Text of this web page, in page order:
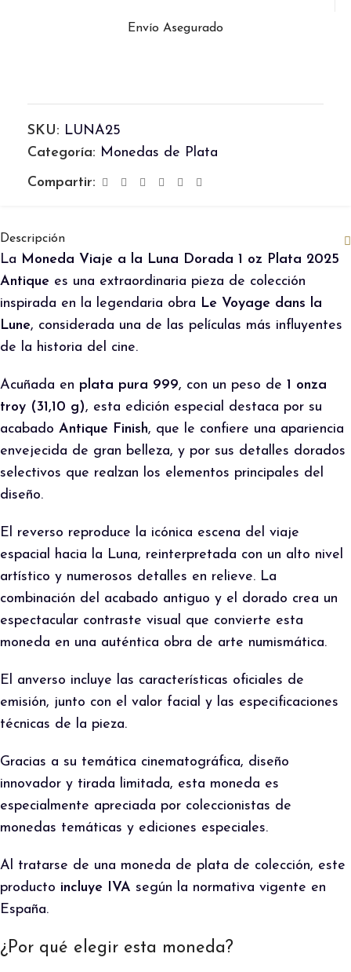
Envío Asegurado
SKU: LUNA25
Categoría: Monedas de Plata
Compartir:
Descripción
La Moneda Viaje a la Luna Dorada 1 oz Plata 2025
Antique es una extraordinaria pieza de colección
inspirada en la legendaria obra Le Voyage dans la
Lune, considerada una de las películas más influyentes
de la historia del cine.
Acuñada en plata pura 999, con un peso de 1 onza
troy (31,10 g), esta edición especial destaca por su
acabado Antique Finish, que le confiere una apariencia
envejecida de gran belleza, y por sus detalles dorados
selectivos que realzan los elementos principales del
diseño.
El reverso reproduce la icónica escena del viaje
espacial hacia la Luna, reinterpretada con un alto nivel
artístico y numerosos detalles en relieve. La
combinación del acabado antiguo y el dorado crea un
espectacular contraste visual que convierte esta
moneda en una auténtica obra de arte numismática.
El anverso incluye las características oficiales de
emisión, junto con el valor facial y las especificaciones
técnicas de la pieza.
Gracias a su temática cinematográfica, diseño
innovador y tirada limitada, esta moneda es
especialmente apreciada por coleccionistas de
monedas temáticas y ediciones especiales.
Al tratarse de una moneda de plata de colección, este
producto incluye IVA según la normativa vigente en
España.
¿Por qué elegir esta moneda?